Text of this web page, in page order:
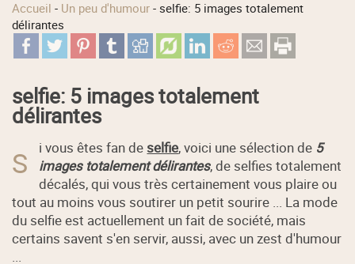
Accueil - Un peu d'humour -selfie: 5 images totalement
délirantes
selfie: 5 images totalement
délirantes
S i vous êtes fan de selfie, voici une sélection de 5
images totalement délirantes, de selfies totalement
décalés, qui vous très certainement vous plaire ou
tout au moins vous soutirer un petit sourire ... La mode
du selfie est actuellement un fait de société, mais
certains savent s'en servir, aussi, avec un zest d'humour